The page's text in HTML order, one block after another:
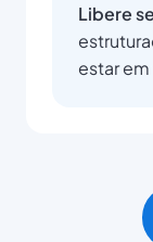
Libere
estar